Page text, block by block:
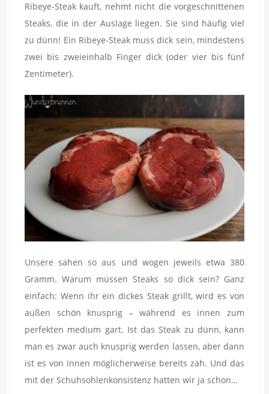
Ribeye-Steak kauft, nehmt nicht die vorgeschnittenen
Steaks, die in der Auslage liegen. Sie sind häufig viel
zu dünn! Ein Ribeye-Steak muss dick sein, mindestens
zwei bis zweieinhalb Finger dick (oder vier bis fünf
Zentimeter).
Unsere sahen so aus und wogen jeweils etwa 380
Gramm. Warum müssen Steaks so dick sein? Ganz
einfach: Wenn ihr ein dickes Steak grillt, wird es von
außen schön knusprig – während es innen zum
perfekten medium gart. Ist das Steak zu dünn, kann
man es zwar auch knusprig werden lassen, aber dann
ist es von innen möglicherweise bereits zäh. Und das
mit der Schuhsohlenkonsistenz hatten wir ja schon…